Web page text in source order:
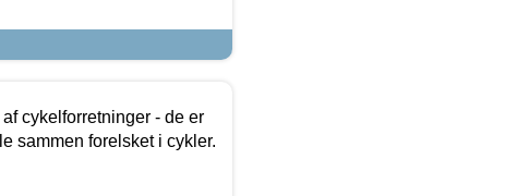
cykelforretninger - de er
sammen forelsket i cykler.